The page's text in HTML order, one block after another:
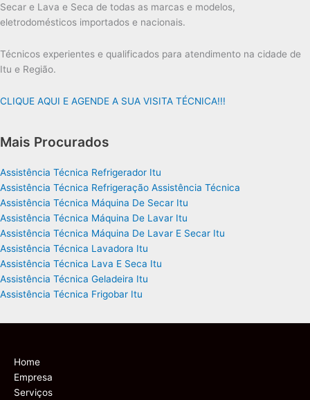
Secar e Lava e Seca de todas as marcas e modelos,
eletrodomésticos importados e nacionais.
Técnicos experientes e qualificados para atendimento na cidade de
Itu e Região.
CLIQUE AQUI E AGENDE A SUA VISITA TÉCNICA!!!
Mais Procurados
Assistência Técnica Refrigerador Itu
Assistência Técnica Refrigeração Assistência Técnica
Assistência Técnica Máquina De Secar Itu
Assistência Técnica Máquina De Lavar Itu
Assistência Técnica Máquina De Lavar E Secar Itu
Assistência Técnica Lavadora Itu
Assistência Técnica Lava E Seca Itu
Assistência Técnica Geladeira Itu
Assistência Técnica Frigobar Itu
Home
Empresa
Serviços